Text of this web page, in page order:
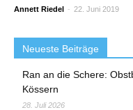
Annett Riedel - 22. Juni 2019
Neueste Beiträge
Ran an die Schere:
Kössern
28. Juli 2026